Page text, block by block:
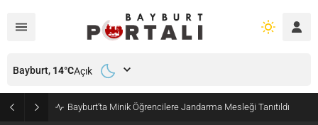
Bayburt’ta Minik Öğrencilere Jandarma Mesleği Tanıtıldı
Bayburt, 14°CAçık